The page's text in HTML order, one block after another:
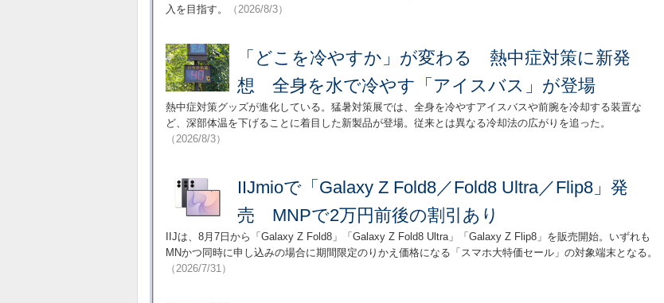
入を目指す。
（2026/8/3）
「どこを冷やすか」が変わる 熱中症対策に新発
想 全身を水で冷やす「アイスバス」が登場
熱中症対策グッズが進化している。猛暑対策展では、全身を冷やすアイスバスや前腕を冷却する装置な
ど、深部体温を下げることに着目した新製品が登場。従来とは異なる冷却法の広がりを追った。
（2026/8/3）
IIJmioで「Galaxy Z Fold8／Fold8 Ultra／Flip8」発
売 MNPで2万円前後の割引あり
IIJは、8月7日から「Galaxy Z Fold8」「Galaxy Z Fold8 Ultra」「Galaxy Z Flip8」を販売開始。いずれも
MNかつ同時に申し込みの場合に期間限定のりかえ価格になる「スマホ大特価セール」の対象端末となる。
（2026/7/31）